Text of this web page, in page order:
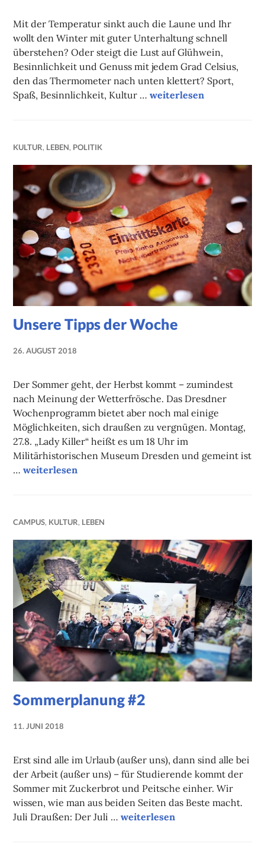
Mit der Temperatur sinkt auch die Laune und Ihr
wollt den Winter mit guter Unterhaltung schnell
überstehen? Oder steigt die Lust auf Glühwein,
Besinnlichkeit und Genuss mit jedem Grad Celsius,
den das Thermometer nach unten klettert? Sport,
Spaß, Besinnlichkeit, Kultur …Unsere Tipps der Woche
weiterlesen
KULTUR, LEBEN, POLITIK
Unsere Tipps der Woche
26. AUGUST 2018
Der Sommer geht, der Herbst kommt – zumindest
nach Meinung der Wetterfrösche. Das Dresdner
Wochenprogramm bietet aber noch mal einige
Möglichkeiten, sich draußen zu vergnügen. Montag,
27.8. „Lady Killer“ heißt es um 18 Uhr im
Militärhistorischen Museum Dresden und gemeint ist
…Unsere Tipps der Woche
weiterlesen
CAMPUS, KULTUR, LEBEN
Sommerplanung #2
11. JUNI 2018
GREINER-
ADAM
Erst sind alle im Urlaub (außer uns), dann sind alle bei
der Arbeit (außer uns) – für Studierende kommt der
Sommer mit Zuckerbrot und Peitsche einher. Wir
wissen, wie man aus beiden Seiten das Beste macht.
Juli Draußen: Der Juli …Sommerplanung #2
weiterlesen